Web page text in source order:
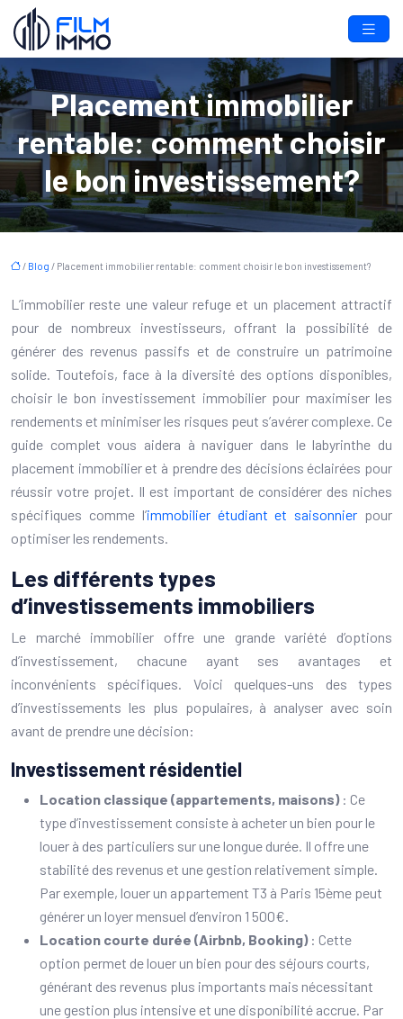
Placement immobilier
rentable: comment choisir
le bon investissement?
/ Blog / Placement immobilier rentable: comment choisir le bon investissement?
L’immobilier reste une valeur refuge et un placement attractif
pour de nombreux investisseurs, offrant la possibilité de
générer des revenus passifs et de construire un patrimoine
solide. Toutefois, face à la diversité des options disponibles,
choisir le bon investissement immobilier pour maximiser les
rendements et minimiser les risques peut s’avérer complexe. Ce
guide complet vous aidera à naviguer dans le labyrinthe du
placement immobilier et à prendre des décisions éclairées pour
réussir votre projet. Il est important de considérer des niches
spécifiques comme l’immobilier étudiant et saisonnier pour
optimiser les rendements.
Les différents types
d’investissements immobiliers
Le marché immobilier offre une grande variété d’options
d’investissement, chacune ayant ses avantages et
inconvénients spécifiques. Voici quelques-uns des types
d’investissements les plus populaires, à analyser avec soin
avant de prendre une décision:
Investissement résidentiel
Location classique (appartements, maisons) : Ce
type d’investissement consiste à acheter un bien pour le
louer à des particuliers sur une longue durée. Il offre une
stabilité des revenus et une gestion relativement simple.
Par exemple, louer un appartement T3 à Paris 15ème peut
générer un loyer mensuel d’environ 1 500€.
Location courte durée (Airbnb, Booking) : Cette
option permet de louer un bien pour des séjours courts,
générant des revenus plus importants mais nécessitant
une gestion plus intensive et une disponibilité accrue. Par